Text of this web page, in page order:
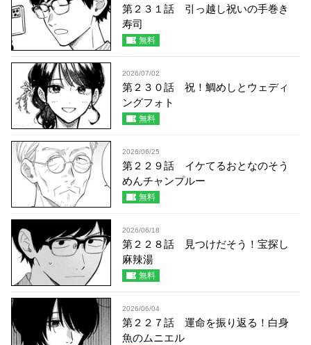
第２３１話 引っ越し祝いの手巻き
寿司
無料
2026/07/02
第２３０話 祝！鯛めしとウェディ
ングフォト
無料
2026/06/25
第２２９話 イケてるおとなのそう
めんチャンプルー
無料
2026/06/18
第２２８話 見つけだそう！宝探し
麻辣湯
無料
2026/06/04
第２２７話 運命を振り返る！白身
魚のムニエル